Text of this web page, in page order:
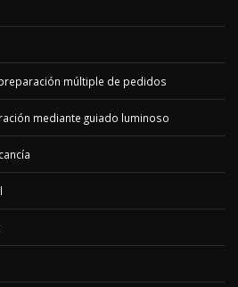
múltiple de pedidos
mediante guiado luminoso